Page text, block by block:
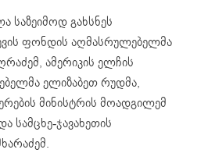
გახსნეს
ფონდის აღმასრულებელმა
ამერიკის ელჩის
ელიზაბეთ რუდმა,
მინისტრის მოადგილემ
სამცხე-ჯავახეთის